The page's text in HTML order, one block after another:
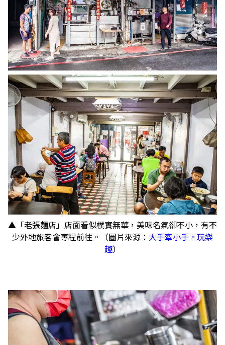
▲「老張麵店」店面看似樸實無華，美味名氣卻不小，有不
少外地旅客會專程前往。（圖片來源： 大手牽小手。玩樂
趣）